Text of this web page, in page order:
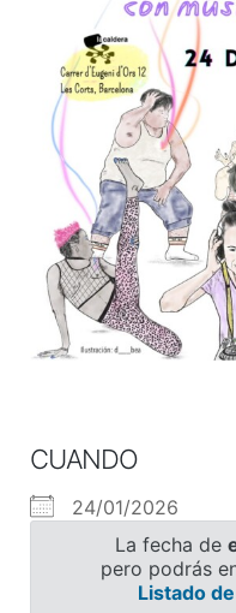
CUANDO
24/01/2026
La fecha de
pero podrás
Listado